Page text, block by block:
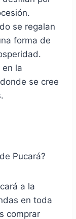
se regalan
forma de
la
se cree
Pucará?
a la
en toda
comprar